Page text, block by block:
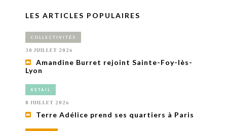
LES ARTICLES POPULAIRES
COLLECTIVITÉS
30 JUILLET 2026
Amandine Burret rejoint Sainte-Foy-lès-
Lyon
RETAIL
8 JUILLET 2026
Terre Adélice prend ses quartiers à Paris